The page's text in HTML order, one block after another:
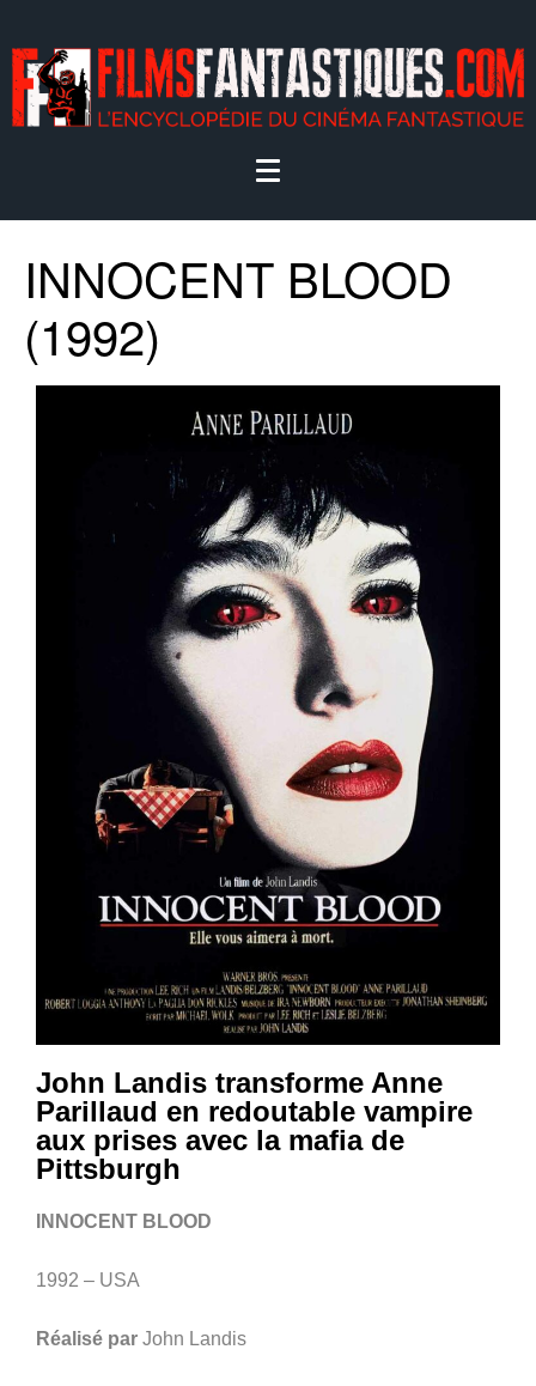
INNOCENT BLOOD
(1992)
John Landis transforme Anne
Parillaud en redoutable vampire
aux prises avec la mafia de
Pittsburgh
INNOCENT BLOOD
1992 – USA
Réalisé par John Landis